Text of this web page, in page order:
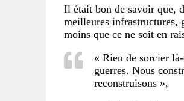
Il était bon de savoir que,
meilleures infrastructures,
moins que ce ne soit en
« Rien de sorcier
guerres. Nous
reconstruisons »,